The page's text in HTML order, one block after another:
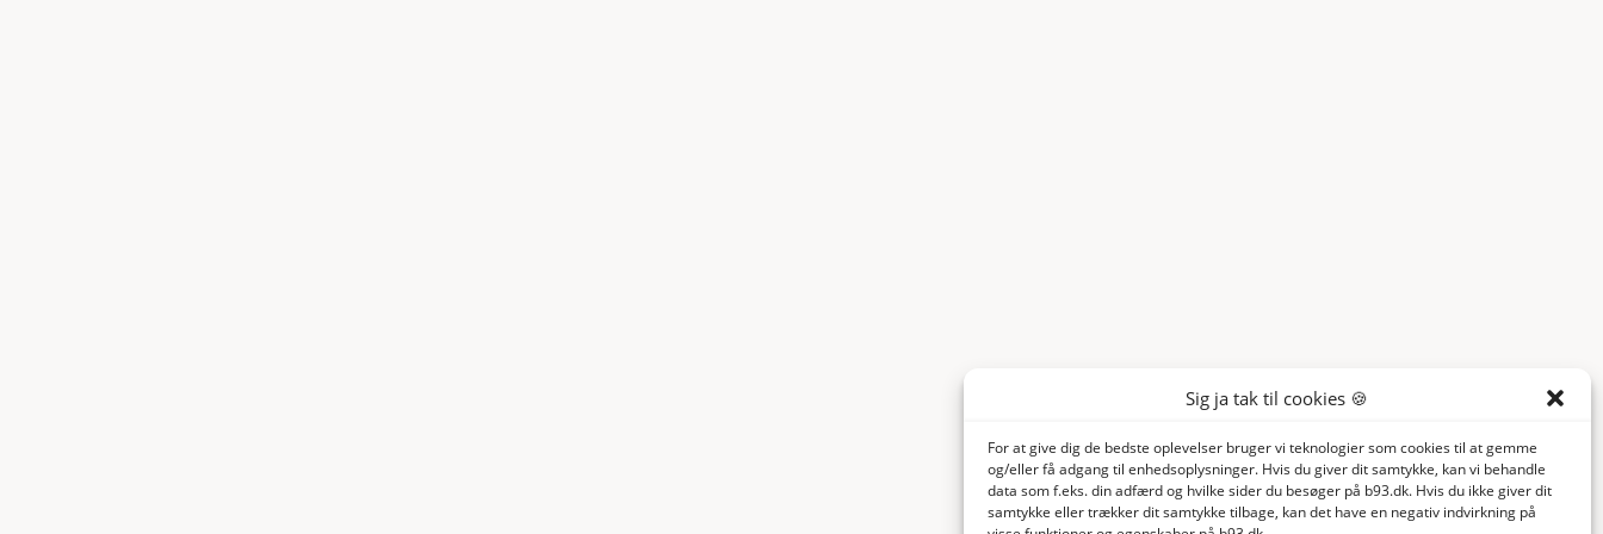
Sig ja tak til cookies 🍪
For at give dig de bedste oplevelser bruger vi teknologier som cookies til at gemme
og/eller få adgang til enhedsoplysninger. Hvis du giver dit samtykke, kan vi behandle
data som f.eks. din adfærd og hvilke sider du besøger på b93.dk. Hvis du ikke giver dit
samtykke eller trækker dit samtykke tilbage, kan det have en negativ indvirkning på